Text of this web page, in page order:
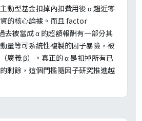
動型基金扣掉內扣費用後 α 趨近零
的核心論據。而且 factor
被當成 α 的超額報酬有一部分其
量等可系統性複製的因子暴險，被
廣義 β）。真正的 α 是扣掉所有已
剩餘，這個門檻隨因子研究推進越